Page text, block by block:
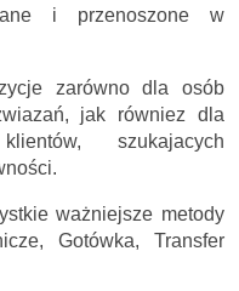
i przenoszone w
zarówno dla osób
jak równiez dla
szukajacych
ważniejsze metody
Gotówka, Transfer